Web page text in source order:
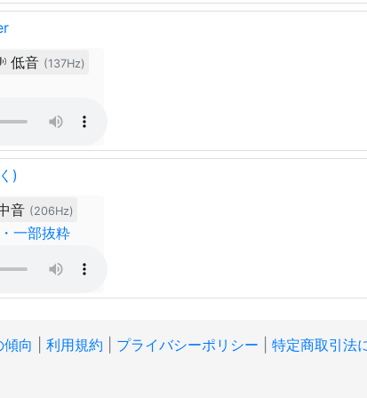
低音 (137Hz)
)
音 (206Hz)
一部抜粋
傾向 利用規約 プライバシーポリシー 特定商取引法